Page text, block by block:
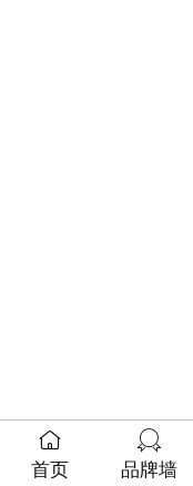
首页 品牌墙